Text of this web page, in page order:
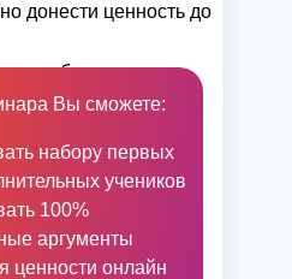
донести ценность до
выбрать
Вы сможете:
набору первых
учеников
100%
аргументы
ценности онлайн